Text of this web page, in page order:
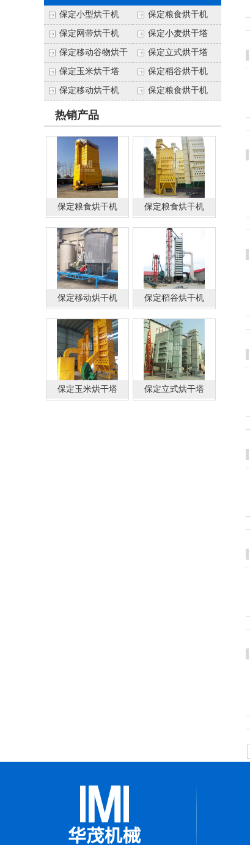
保定小型烘干机
保定粮食烘干机
（塔）
保定网带烘干机
保定小麦烘干塔
保定移动谷物烘干
塔
保定立式烘干塔
保定玉米烘干塔
保定稻谷烘干机
保定移动烘干机
保定粮食烘干机
热销产品
保定粮食烘干机
（塔）
保定粮食烘干机
保定移动烘干机 保定稻谷烘干机
保定玉米烘干塔 保定立式烘干塔